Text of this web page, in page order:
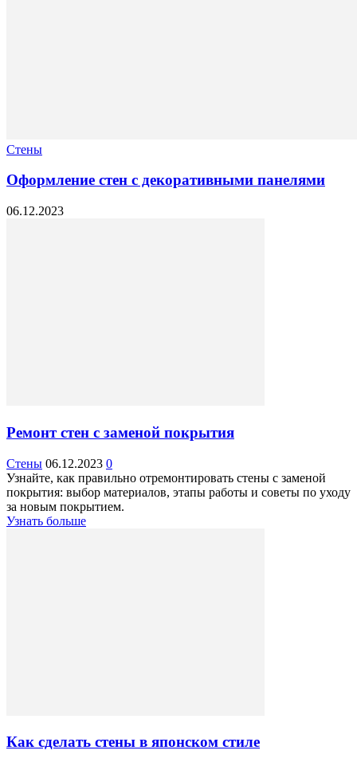
Стены
Оформление стен с декоративными панелями
06.12.2023
Ремонт стен с заменой покрытия
Стены 06.12.2023 0
Узнайте, как правильно отремонтировать стены с заменой
покрытия: выбор материалов, этапы работы и советы по уходу
за новым покрытием.
Узнать больше
Как сделать стены в японском стиле